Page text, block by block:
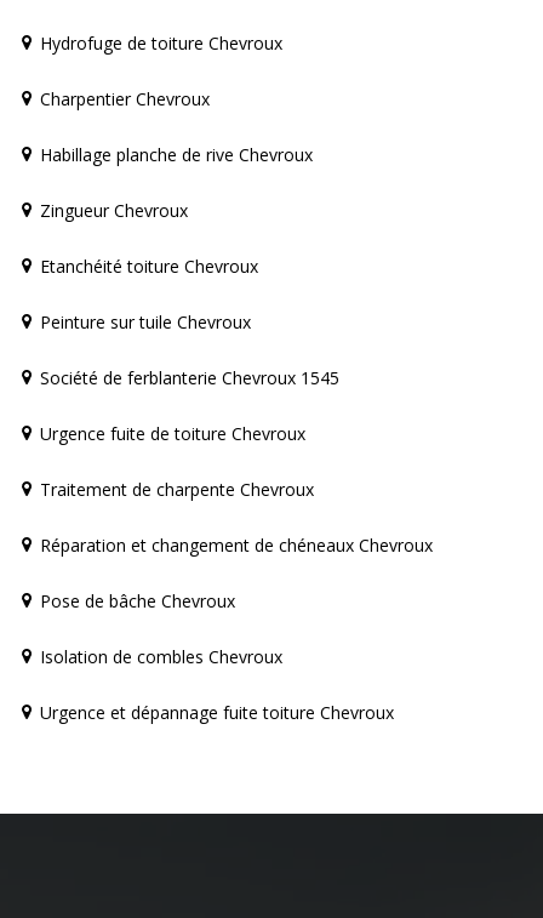
Hydrofuge de toiture Chevroux
Charpentier Chevroux
Habillage planche de rive Chevroux
Zingueur Chevroux
Etanchéité toiture Chevroux
Peinture sur tuile Chevroux
Société de ferblanterie Chevroux 1545
Urgence fuite de toiture Chevroux
Traitement de charpente Chevroux
Réparation et changement de chéneaux Chevroux
Pose de bâche Chevroux
Isolation de combles Chevroux
Urgence et dépannage fuite toiture Chevroux